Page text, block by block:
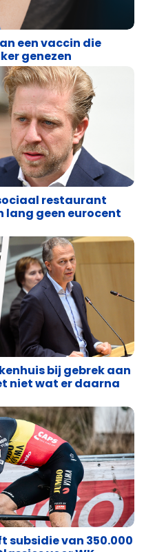
een vaccin die
genezen
restaurant
lang geen eurocent
bij gebrek aan
niet wat er daarna
subsidie van 350.000